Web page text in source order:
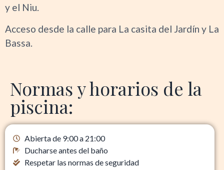
y el Niu.
Acceso desde la calle para La casita del Jardín y La
Bassa.
Normas y horarios de la
piscina:
Abierta de 9:00 a 21:00
Ducharse antes del baño
Respetar las normas de seguridad